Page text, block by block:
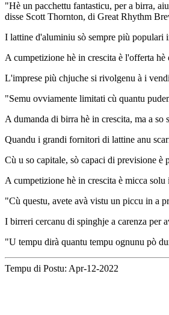
"Hè un pacchettu fantasticu, per a birra,
disse Scott Thornton, di Great Rhythm
I lattine d'aluminiu sò sempre più populari
A cumpetizione hè in crescita è l'offerta
L'imprese più chjuche si rivolgenu à i
"Semu ovviamente limitati cù quantu
A dumanda di birra hè in crescita, ma a
Quandu i grandi fornitori di lattine anu
Cù u so capitale, sò capaci di previsione
A cumpetizione hè in crescita è micca
"Cù questu, avete avà vistu un piccu in a
I birreri cercanu di spinghje a carenza per
"U tempu dirà quantu tempu ognunu pò
Tempu di Postu: Apr-12-2022